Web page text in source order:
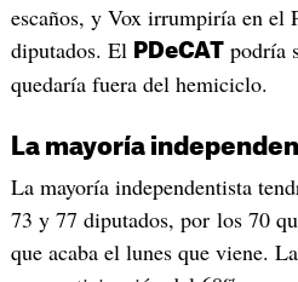
escaños, y Vox irrumpiría en el
diputados. El PDeCATpodría
quedaría fuera del hemiciclo.
La mayoría
La mayoría independentista
73 y 77 diputados, por los 70
que acaba el lunes que viene.